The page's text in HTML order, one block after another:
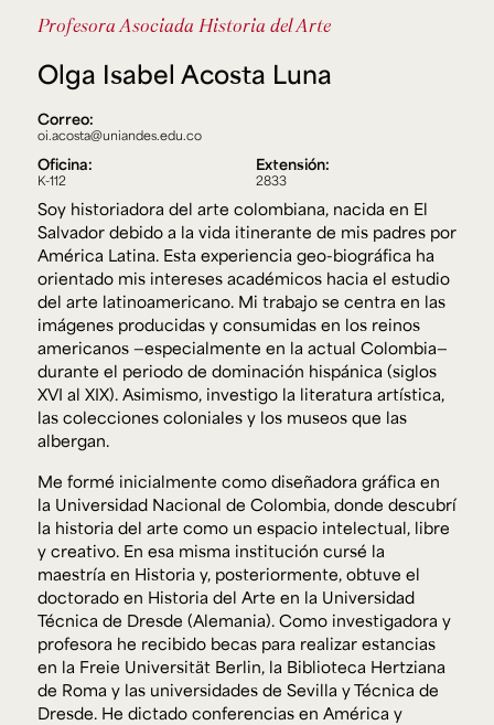
Configuración de cookies
Universidad de los Andes | Vigilada Mineducación.
Reconocimiento como universidad: Decreto 1297 del 30
de mayo de 1964. Reconocimiento de personería jurídica:
Resolución 28 del 23 de febrero de 1949, Minjusticia.
Acreditación institucional de alta calidad, 10 años:
Resolución 000194 del 16 de enero del 2025.
Posgrados
Educación
Ext. 4795
Olga Isabel Acosta Luna
Profesora Asociada Historia del Arte
Correo:
oi.acosta@uniandes.edu.co
Oficina:
K-112
Extensión:
2833
Soy historiadora del arte colombiana, nacida en El
Salvador debido a la vida itinerante de mis padres por
América Latina. Esta experiencia geo-biográfica ha
orientado mis intereses académicos hacia el estudio
del arte latinoamericano. Mi trabajo se centra en las
imágenes producidas y consumidas en los reinos
americanos —especialmente en la actual Colombia—
durante el periodo de dominación hispánica (siglos
XVI al XIX). Asimismo, investigo la literatura artística,
las colecciones coloniales y los museos que las
albergan.
Me formé inicialmente como diseñadora gráfica en
la Universidad Nacional de Colombia, donde descubrí
la historia del arte como un espacio intelectual, libre
y creativo. En esa misma institución cursé la
maestría en Historia y, posteriormente, obtuve el
doctorado en Historia del Arte en la Universidad
Técnica de Dresde (Alemania). Como investigadora y
profesora he recibido becas para realizar estancias
en la Freie Universität Berlin, la Biblioteca Hertziana
de Roma y las universidades de Sevilla y Técnica de
Dresde. He dictado conferencias en América y